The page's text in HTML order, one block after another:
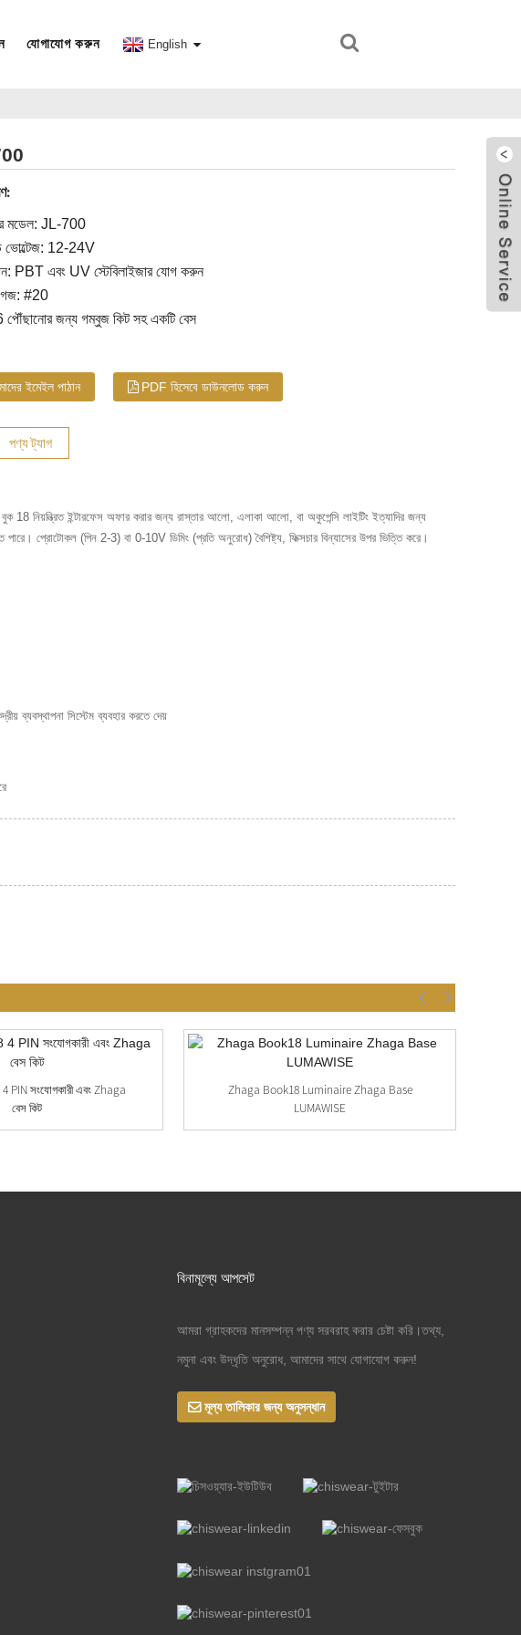
যোগাযোগ করুন English
মডেল: JL-700
ভোল্টেজ: 12-24V
PBT এবং UV স্টেবিলাইজার যোগ করুন
#20
জন্য গম্বুজ কিট সহ একটি বেস
ইমেইল পাঠান PDF হিসেবে ডাউনলোড করুন
পণ্য ট্যাগ
নিয়ন্ত্রিত ইন্টারফেস অফার করার জন্য রাস্তার আলো, এলাকা আলো, বা অকুপেন্সি লাইটিং ইত্যাদির জন্য
প্রোটোকল (পিন 2-3) বা 0-10V ডিমিং (প্রতি অনুরোধ) বৈশিষ্ট্য, ফিক্সচার বিন্যাসের উপর ভিত্তি করে।
ব্যবস্থাপনা সিস্টেম ব্যবহার করতে দেয়
PIN সংযোগকারী এবং Zhaga
বেস কিট
Zhaga Book18 Luminaire Zhaga Base
LUMAWISE
বিনামূল্যে আপসেট
আমরা গ্রাহকদের মানসম্পন্ন পণ্য সরবরাহ করার চেষ্টা করি।তথ্য,
নমুনা এবং উদ্ধৃতি অনুরোধ, আমাদের সাথে যোগাযোগ করুন!
মূল্য তালিকার জন্য অনুসন্ধান